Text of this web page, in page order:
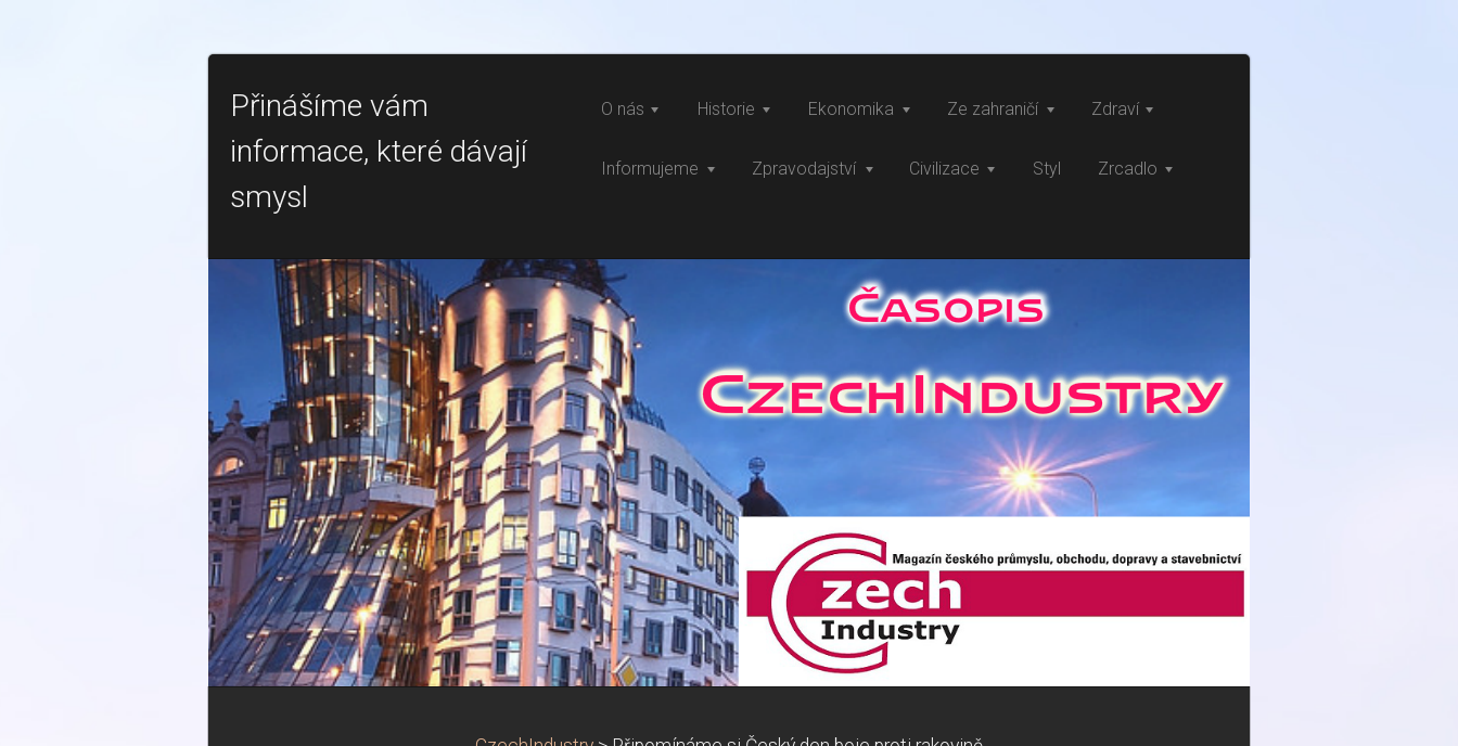
Přinášíme vám
informace, které dávají
smysl
O nás Historie Ekonomika Ze zahraničí Zdraví
Informujeme Zpravodajství Civilizace Styl Zrcadlo